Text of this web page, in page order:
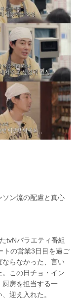
ン流の配慮と真心
tvNバラエティ番組
トの営業3日目を過ご
らなかった、言い
この日チョ・イン
厨房を担当する一
迎え入れた。